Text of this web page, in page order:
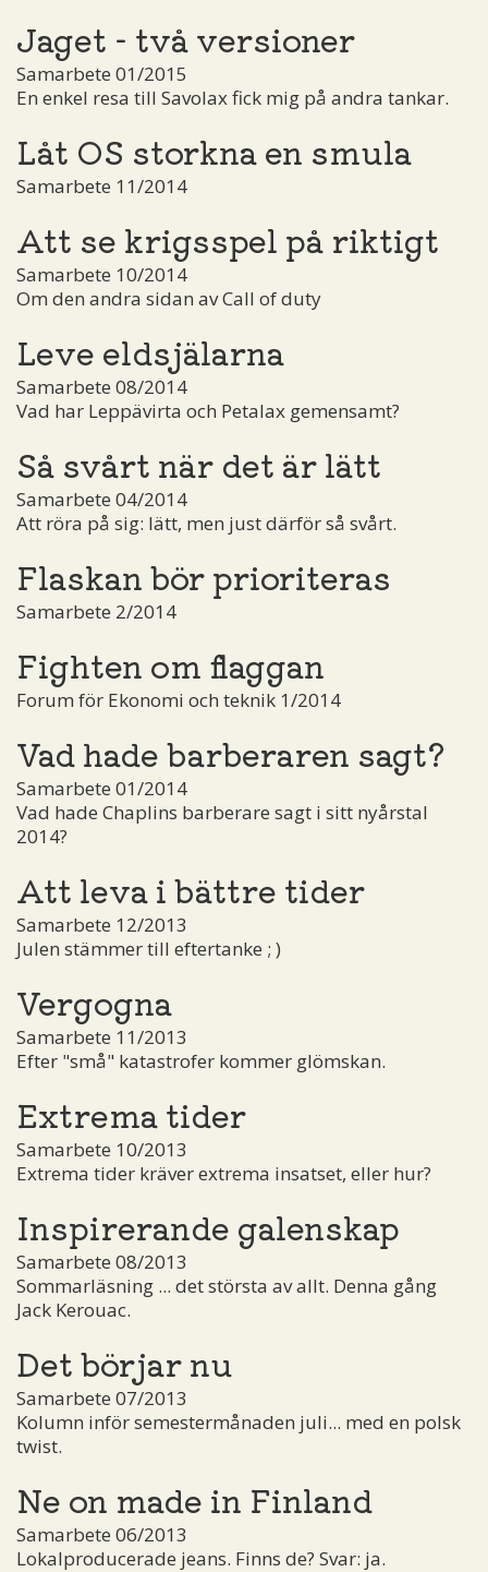
Jaget - två versioner
Samarbete 01/2015
En enkel resa till Savolax fick mig på andra tankar.
Låt OS storkna en smula
Samarbete 11/2014
Att se krigsspel på riktigt
Samarbete 10/2014
Om den andra sidan av Call of duty
Leve eldsjälarna
Samarbete 08/2014
Vad har Leppävirta och Petalax gemensamt?
Så svårt när det är lätt
Samarbete 04/2014
Att röra på sig: lätt, men just därför så svårt.
Flaskan bör prioriteras
Samarbete 2/2014
Fighten om flaggan
Forum för Ekonomi och teknik 1/2014
Vad hade barberaren sagt?
Samarbete 01/2014
Vad hade Chaplins barberare sagt i sitt nyårstal
2014?
Att leva i bättre tider
Samarbete 12/2013
Julen stämmer till eftertanke ; )
Vergogna
Samarbete 11/2013
Efter "små" katastrofer kommer glömskan.
Extrema tider
Samarbete 10/2013
Extrema tider kräver extrema insatset, eller hur?
Inspirerande galenskap
Samarbete 08/2013
Sommarläsning ... det största av allt. Denna gång
Jack Kerouac.
Det börjar nu
Samarbete 07/2013
Kolumn inför semestermånaden juli... med en polsk
twist.
Ne on made in Finland
Samarbete 06/2013
Lokalproducerade jeans. Finns de? Svar: ja.